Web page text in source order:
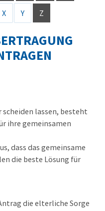
X Y Z
lassen, besteht
ihre gemeinsamen
dass das gemeinsame
die beste Lösung für
die elterliche Sorge